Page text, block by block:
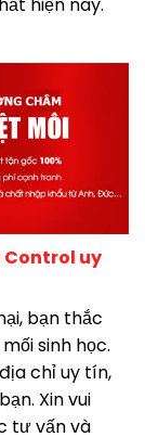
Control uy
bạn thắc
sinh học.
chỉ uy tín,
Xin vui
tư vấn và